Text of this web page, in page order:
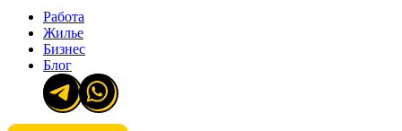
Работа
Жилье
Бизнес
Блог